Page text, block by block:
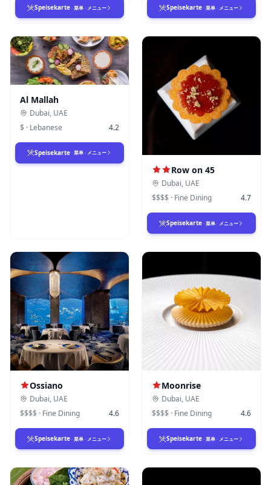
Speisekarte · 菜单 · メニュー Speisekarte · 菜单 · メニュー
Al Mallah
Dubai, UAE
$ · Lebanese 4.2
Speisekarte · 菜单 · メニュー
Row on 45
Dubai, UAE
$$$$ · Fine Dining 4.7
Speisekarte · 菜单 · メニュー
Ossiano
Dubai, UAE
$$$$ · Fine Dining 4.6
Speisekarte · 菜单 · メニュー
Moonrise
Dubai, UAE
$$$$ · Fine Dining 4.6
Speisekarte · 菜单 · メニュー